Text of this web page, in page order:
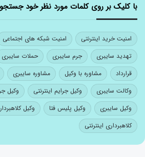
با کلیک بر روی کلمات مورد نظر خود
امنیت خرید اینترنتی امنیت شبکه های اجتماعی
تهدید سایبری
جرم سایبری حملات سایبری
قرارداد
مشاوره با وکیل مشاوره سایبری
وکالت سایبری
وکیل جرایم اینترنتی
وکیل
وکیل سایبری
وکیل پلیس فتا
وکیل
کلاهبرداری اینترنتی